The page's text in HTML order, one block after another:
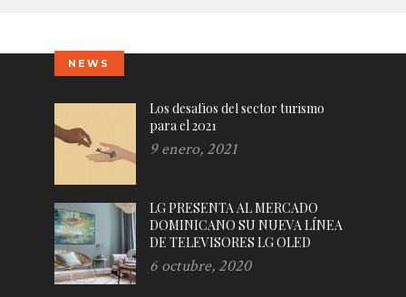
NEWS
Los desafíos del sector turismo
para el 2021
9 enero, 2021
LG PRESENTA AL MERCADO
DOMINICANO SU NUEVA LÍNEA
DE TELEVISORES LG OLED
6 octubre, 2020